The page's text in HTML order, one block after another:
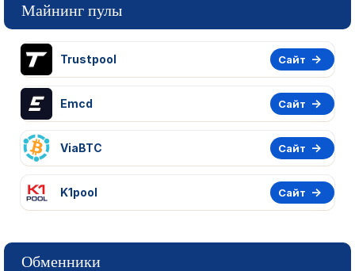
Майнинг пулы
Trustpool Сайт
Emcd Сайт
ViaBTC Сайт
K1pool Сайт
Обменники